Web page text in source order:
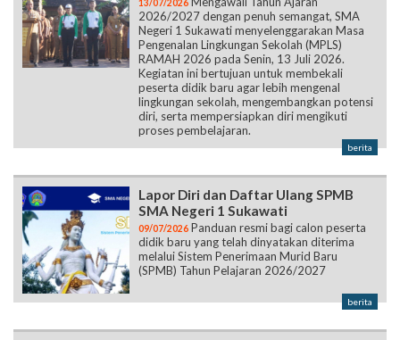
13/07/2026
2026/2027 dengan penuh semangat, SMA
Negeri 1 Sukawati menyelenggarakan Masa
Pengenalan Lingkungan Sekolah (MPLS)
RAMAH 2026 pada Senin, 13 Juli 2026.
Kegiatan ini bertujuan untuk membekali
peserta didik baru agar lebih mengenal
lingkungan sekolah, mengembangkan potensi
diri, serta mempersiapkan diri mengikuti
proses pembelajaran.
berita
Lapor Diri dan Daftar Ulang SPMB
SMA Negeri 1 Sukawati
09/07/2026 Panduan resmi bagi calon peserta
didik baru yang telah dinyatakan diterima
melalui Sistem Penerimaan Murid Baru
(SPMB) Tahun Pelajaran 2026/2027
berita